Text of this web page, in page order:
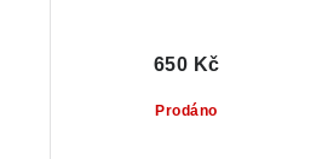
Prodáno
650 Kč